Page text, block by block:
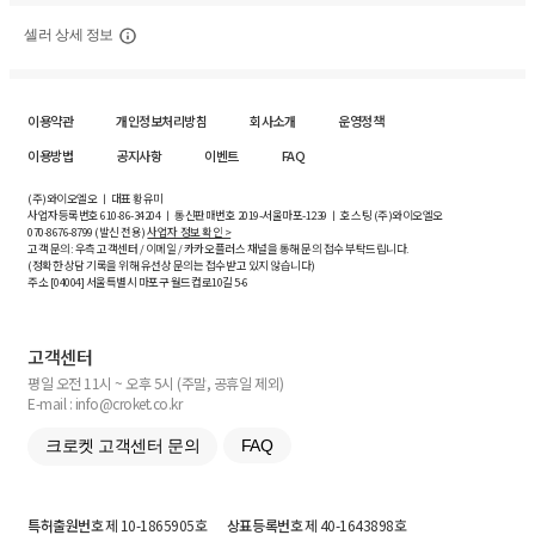
셀러 상세 정보
이용약관 개인정보처리방침 회사소개
운영정책
이용방법
공지사항 이벤트 FAQ
(주)와이오엘오 ㅣ 대표 황유미
사업자등록번호610-86-34204ㅣ 통신판매번호 2019-서울마포-1239 ㅣ 호스팅 (주)와이오엘오
070-8676-8799 (발신 전용)사업자 정보 확인 >
고객 문의: 우측 고객센터 / 이메일 / 카카오플러스 채널을 통해 문의 접수 부탁드립니다.
(정확한 상담 기록을 위해 유선상 문의는 접수받고 있지 않습니다)
주소 [04004] 서울특별시 마포구 월드컵로10길5-6
고객센터
평일 오전 11시 ~ 오후 5시 (주말, 공휴일 제외)
E-mail : info@croket.co.kr
크로켓 고객센터 문의 FAQ
특허출원번호제 10-1865905호 상표등록번호제 40-1643898호